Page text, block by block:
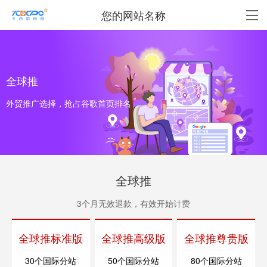
您的网站名称
全球推
外贸推广选择，抢占谷歌首页排名
全球推
3个月无效退款，有效开始计费
全球推标准版
30个国际分站
全球推高级版
50个国际分站
全球推尊贵版
80个国际分站